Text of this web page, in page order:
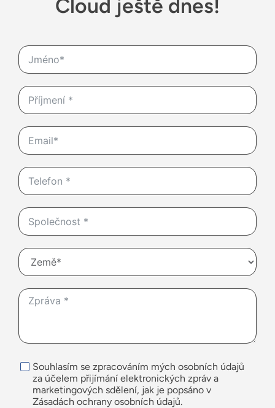
Cloud ještě dnes!
Souhlasím se zpracováním mých osobních údajů
za účelem přijímání elektronických zpráv a
marketingových sdělení, jak je popsáno v
Zásadách ochrany osobních údajů.